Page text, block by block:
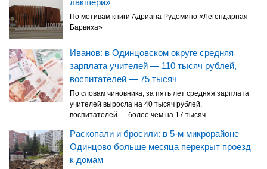
По мотивам книги Адриана Рудомино «Легендарная
Барвиха»
Иванов: в Одинцовском округе средняя
зарплата учителей — 110 тысяч рублей,
воспитателей — 75 тысяч
По словам чиновника, за пять лет средняя зарплата
учителей выросла на 40 тысяч рублей,
воспитателей — более чем на 17 тысяч.
Раскопали и бросили: в 5-м микрорайоне
Одинцово больше месяца перекрыт проезд
к домам